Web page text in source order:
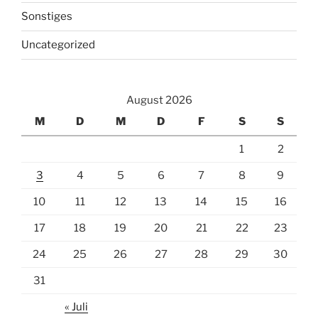
Sonstiges
Uncategorized
August 2026
M
D M D F S S
1 2
3 4 5 6 7 8 9
10 11 12 13 14 15 16
17 18 19 20 21 22 23
24 25 26 27 28 29 30
31
« Juli